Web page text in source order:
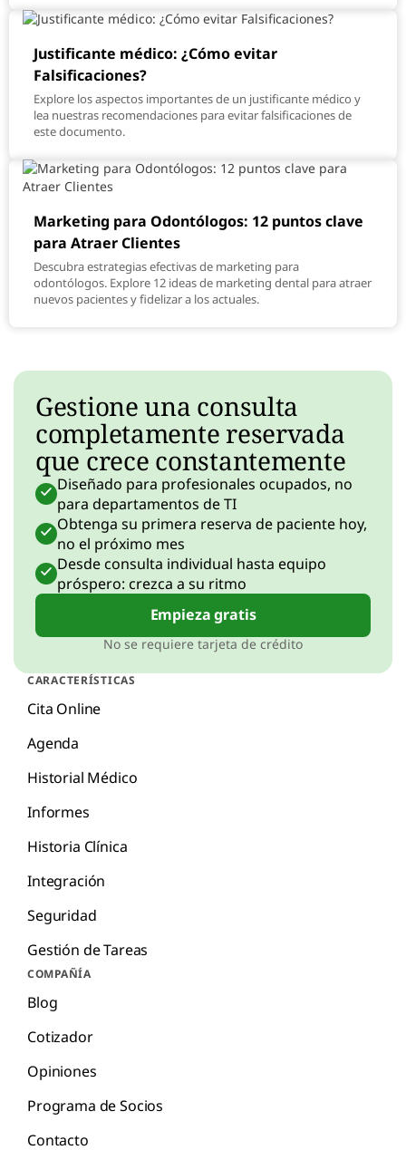
Justificante médico: ¿Cómo evitar
Falsificaciones?
Explore los aspectos importantes de un justificante médico y
lea nuestras recomendaciones para evitar falsificaciones de
este documento.
Marketing para Odontólogos: 12 puntos clave
para Atraer Clientes
Descubra estrategias efectivas de marketing para
odontólogos. Explore 12 ideas de marketing dental para atraer
nuevos pacientes y fidelizar a los actuales.
CARACTERÍSTICAS
Cita Online
Agenda
Historial Médico
Informes
Historia Clínica
Integración
Seguridad
Gestión de Tareas
COMPAÑÍA
Blog
Cotizador
Opiniones
Programa de Socios
Contacto
Gestione una consulta
completamente reservada
que crece constantemente
Diseñado para profesionales ocupados, no
para departamentos de TI
Obtenga su primera reserva de paciente hoy,
no el próximo mes
Desde consulta individual hasta equipo
próspero: crezca a su ritmo
Empieza gratis
No se requiere tarjeta de crédito